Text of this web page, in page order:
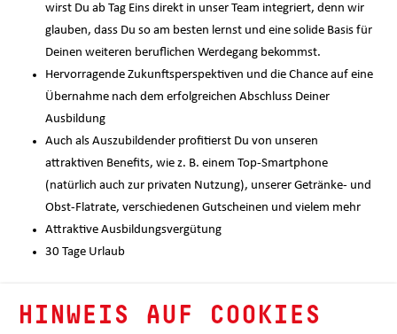
wirst Du ab Tag Eins direkt in unser Team integriert, denn wir
glauben, dass Du so am besten lernst und eine solide Basis für
Deinen weiteren beruflichen Werdegang bekommst.
Hervorragende Zukunftsperspektiven und die Chance auf eine
Übernahme nach dem erfolgreichen Abschluss Deiner
Ausbildung
Auch als Auszubildender profitierst Du von unseren
attraktiven Benefits, wie z. B. einem Top-Smartphone
(natürlich auch zur privaten Nutzung), unserer Getränke- und
Obst-Flatrate, verschiedenen Gutscheinen und vielem mehr
Attraktive Ausbildungsvergütung
30 Tage Urlaub
INTERESSIERT?
HINWEIS AUF COOKIES